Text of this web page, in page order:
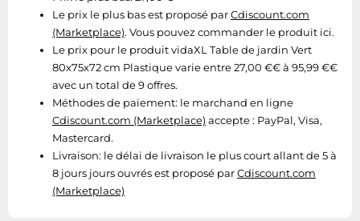
Le prix le plus bas est proposé parCdiscount.com
(Marketplace). Vous pouvez commander le produit ici.
Le prix pour le produit vidaXL Table de jardin Vert
80x75x72 cm Plastique varie entre 27,00 €€ à 95,99 €€
avec un total de 9 offres.
Méthodes de paiement: le marchand en ligne
Cdiscount.com (Marketplace) accepte : PayPal, Visa,
Mastercard.
Livraison: le délai de livraison le plus court allant de 5 à
8 jours jours ouvrés est proposé parCdiscount.com
(Marketplace)